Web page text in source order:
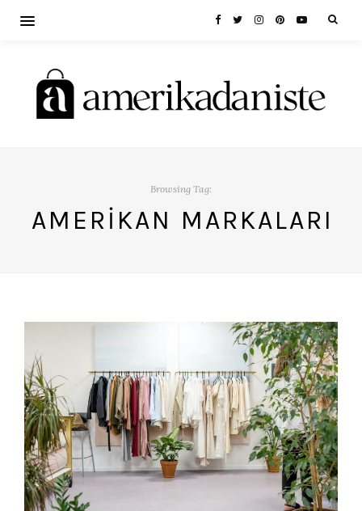
Browsing Tag:
AMERIKAN MARKALARI